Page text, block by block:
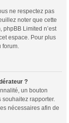
ne respectez pas
noter que cette
phpBB Limited n’est
espace. Pour plus
?
un bouton
rapporter.
nécessaires afin de